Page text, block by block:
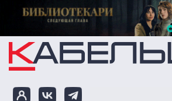
Перейти к основному содержанию